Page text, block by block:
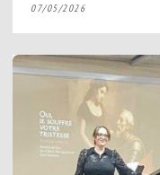
07/05/2026